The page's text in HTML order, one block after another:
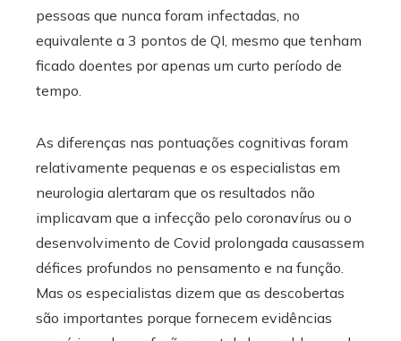
pessoas que nunca foram infectadas, no
equivalente a 3 pontos de QI, mesmo que tenham
ficado doentes por apenas um curto período de
tempo.
As diferenças nas pontuações cognitivas foram
relativamente pequenas e os especialistas em
neurologia alertaram que os resultados não
implicavam que a infecção pelo coronavírus ou o
desenvolvimento de Covid prolongada causassem
défices profundos no pensamento e na função.
Mas os especialistas dizem que as descobertas
são importantes porque fornecem evidências